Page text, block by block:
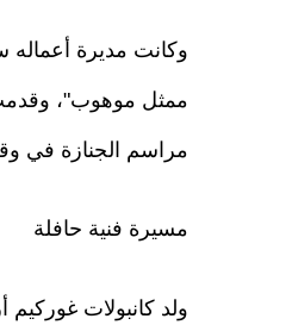
وكانت مديرة
ممثل موهوب"، وقدمت
مراسم الجنازة في
مسيرة فنية حافلة